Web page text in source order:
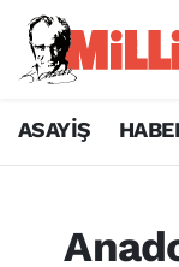
ASAYİŞ